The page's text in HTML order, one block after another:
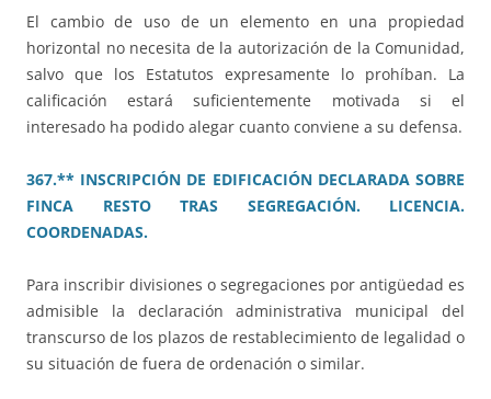
El cambio de uso de un elemento en una propiedad
horizontal no necesita de la autorización de la Comunidad,
salvo que los Estatutos expresamente lo prohíban. La
calificación estará suficientemente motivada si el
interesado ha podido alegar cuanto conviene a su defensa.
367.** INSCRIPCIÓN DE EDIFICACIÓN DECLARADA SOBRE
FINCA RESTO TRAS SEGREGACIÓN. LICENCIA.
COORDENADAS.
Para inscribir divisiones o segregaciones por antigüedad es
admisible la declaración administrativa municipal del
transcurso de los plazos de restablecimiento de legalidad o
su situación de fuera de ordenación o similar.